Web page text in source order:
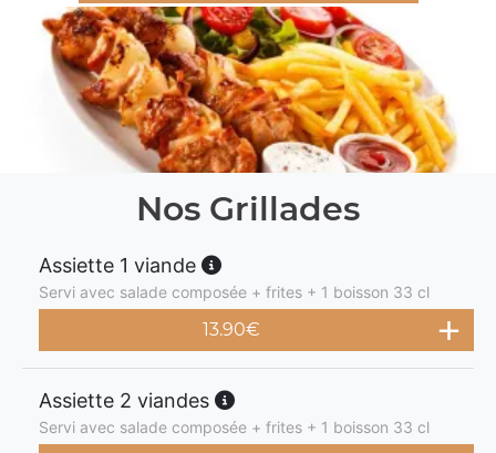
Nos Grillades
Assiette 1 viande
Servi avec salade composée + frites + 1 boisson 33 cl
13.90€
Assiette 2 viandes
Servi avec salade composée + frites + 1 boisson 33 cl